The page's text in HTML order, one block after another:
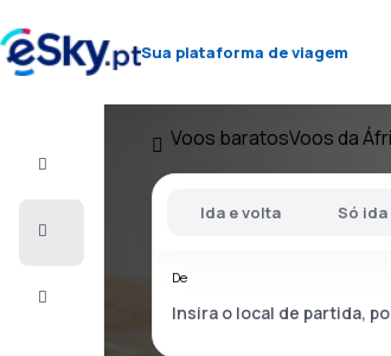
Sua plataforma de viagem
Voos baratosVoos da
Ida e volta Só ida
De